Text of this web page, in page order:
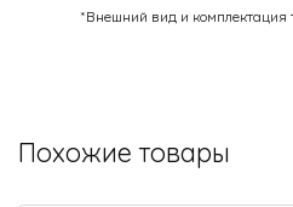
*Внешний вид и комплектация
Похожие товары